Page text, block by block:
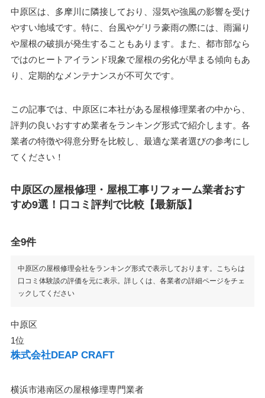
中原区は、多摩川に隣接しており、湿気や強風の影響を受け
やすい地域です。特に、台風やゲリラ豪雨の際には、雨漏り
や屋根の破損が発生することもあります。また、都市部なら
ではのヒートアイランド現象で屋根の劣化が早まる傾向もあ
り、定期的なメンテナンスが不可欠です。
この記事では、中原区に本社がある屋根修理業者の中から、
評判の良いおすすめ業者をランキング形式で紹介します。各
業者の特徴や得意分野を比較し、最適な業者選びの参考にし
てください！
中原区の屋根修理・屋根工事リフォーム業者おす
すめ9選！口コミ評判で比較【最新版】
全9件
中原区の屋根修理会社をランキング形式で表示しております。こちらは
口コミ体験談の評価を元に表示。詳しくは、各業者の詳細ページをチェ
ックしてください
中原区
1位
株式会社DEAP CRAFT
横浜市港南区の屋根修理専門業者